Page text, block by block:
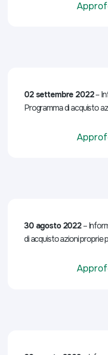
02 settembre 2022–
Programma di acquisto
30 agosto 2022–
di acquisto azioni